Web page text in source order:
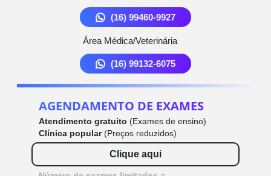
(16) 99460-9927
Área Médica/Veterinária
(16) 99132-6075
AGENDAMENTO DE EXAMES
Atendimento gratuito (Exames de ensino)
Clínica popular(Preços reduzidos)
Clique aqui